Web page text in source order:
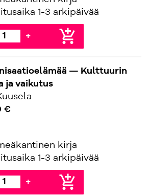
1-3 arkipäivää
+ add_shopping_cart
— Kulttuurin
ja vaikutus
€
kirja
1-3 arkipäivää
+ add_shopping_cart